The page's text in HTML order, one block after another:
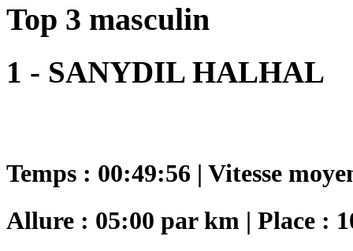
Top 3 masculin
1 - SANYDIL HALHAL
Temps : 00:49:56 | Vitesse
Allure : 05:00 par km | Place :